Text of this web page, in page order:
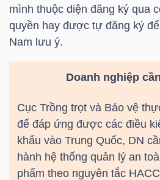
mình thuộc diện đăng ký qua
quyền hay được tự đăng ký
Nam lưu ý.
Doanh nghiệp
Cục Trồng trọt và Bảo vệ
để đáp ứng được các điều
khẩu vào Trung Quốc, DN
hành hệ thống quản lý an
phẩm theo nguyên tắc
TÀI
CÔNG
THÔNG